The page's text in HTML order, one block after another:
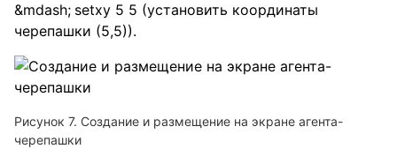
setxy 5 5 (установить координаты
черепашки (5,5)).
Рисунок 7. Создание и размещение на экране агента-
черепашки